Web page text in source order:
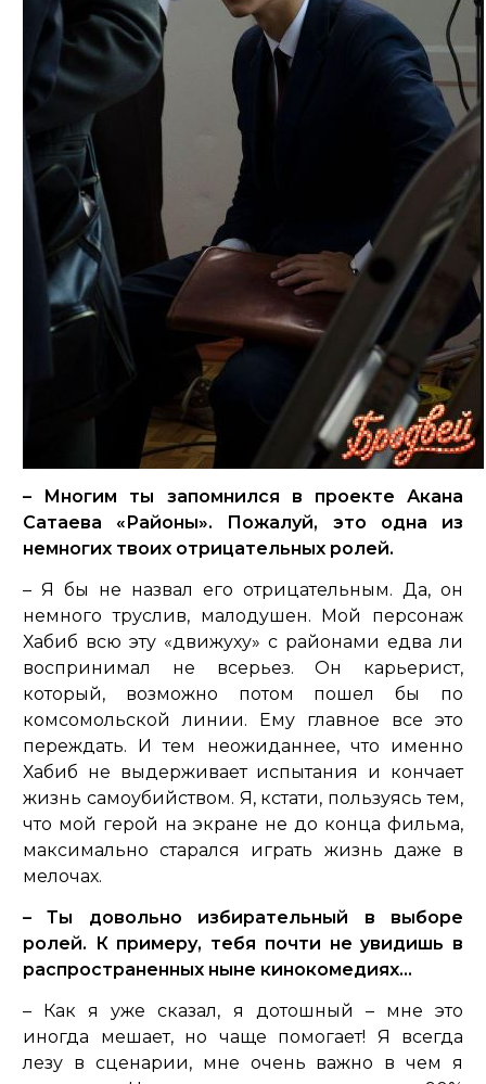
– Многим ты запомнился в проекте Акана
Сатаева «Районы». Пожалуй, это одна из
немногих твоих отрицательных ролей.
– Я бы не назвал его отрицательным. Да, он
немного труслив, малодушен. Мой персонаж
Хабиб всю эту «движуху» с районами едва ли
воспринимал не всерьез. Он карьерист,
который, возможно потом пошел бы по
комсомольской линии. Ему главное все это
переждать. И тем неожиданнее, что именно
Хабиб не выдерживает испытания и кончает
жизнь самоубийством. Я, кстати, пользуясь тем,
что мой герой на экране не до конца фильма,
максимально старался играть жизнь даже в
мелочах.
– Ты довольно избирательный в выборе
ролей. К примеру, тебя почти не увидишь в
распространенных ныне кинокомедиях…
– Как я уже сказал, я дотошный – мне это
иногда мешает, но чаще помогает! Я всегда
лезу в сценарии, мне очень важно в чем я